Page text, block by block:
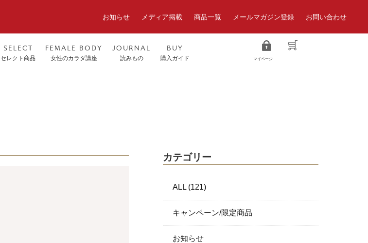
お知らせ メディア掲載 商品一覧 メールマガジン登録 お問い合わせ
SELECT
セレクト商品
FEMALE BODY
女性のカラダ講座
JOURNAL
読みもの
BUY
購入ガイド
カテゴリー
ALL (121)
キャンペーン/限定商品
お知らせ